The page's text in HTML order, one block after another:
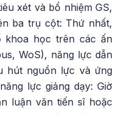
xét và bổ nhiệm GS,
ba trụ cột: Thứ nhất,
khoa học trên các ấn
WoS), năng lực dẫn
hút nguồn lực và ứng
lực giảng dạy: Giờ
luận văn tiến sĩ hoặc